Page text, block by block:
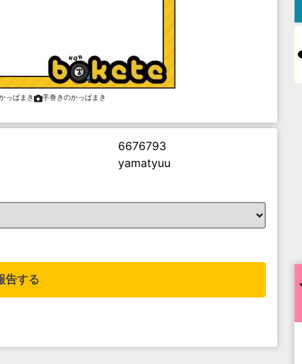
っぱまき 手巻きのかっぱまき
6676793
yamatyuu
告する